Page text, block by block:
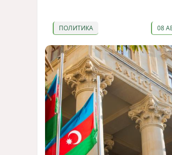
ПОЛИТИКА 08